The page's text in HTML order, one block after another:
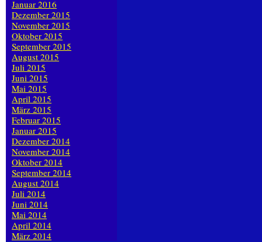
Januar 2016
Dezember 2015
November 2015
Oktober 2015
September 2015
August 2015
Juli 2015
Juni 2015
Mai 2015
April 2015
März 2015
Februar 2015
Januar 2015
Dezember 2014
November 2014
Oktober 2014
September 2014
August 2014
Juli 2014
Juni 2014
Mai 2014
April 2014
März 2014